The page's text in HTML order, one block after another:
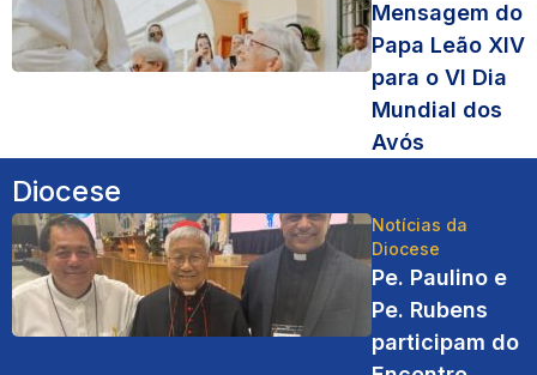
Mensagem do
Papa Leão XIV
para o VI Dia
Mundial dos
Avós
Diocese
Notícias da
Diocese
Pe. Paulino e
Pe. Rubens
participam do